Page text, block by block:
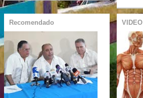
Recomendado VIDEO